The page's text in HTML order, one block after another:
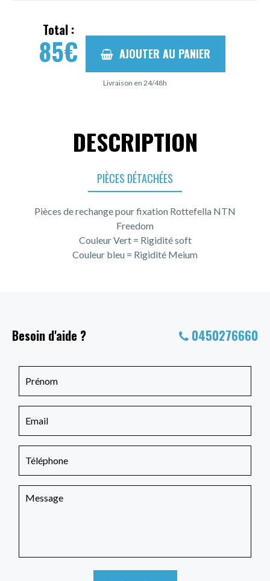
Total :
85€ AJOUTER AU PANIER
Livraison en 24/48h
DESCRIPTION
PIÈCES DÉTACHÉES
Pièces de rechange pour fixation Rottefella NTN
Freedom
Couleur Vert = Rigidité soft
Couleur bleu = Rigidité Meium
Besoin d'aide ? 0450276660